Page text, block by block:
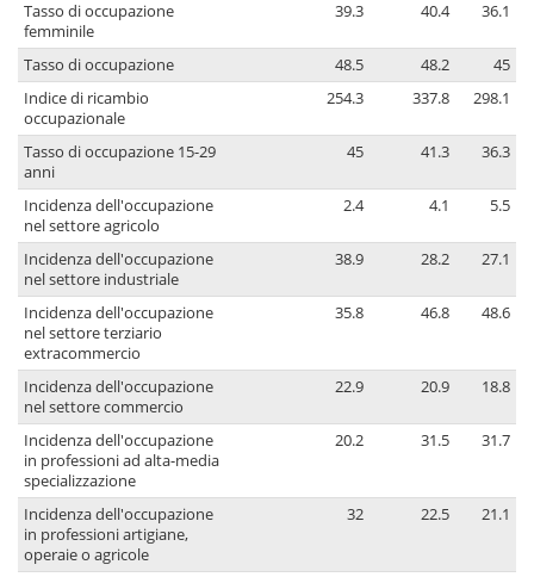
Tasso di occupazione
femminile
39.3 40.4 36.1
Tasso di occupazione 48.5 48.2
45
Indice di ricambio
occupazionale
254.3 337.8 298.1
Tasso di occupazione 15-29
anni
45 41.3 36.3
Incidenza dell'occupazione
nel settore agricolo
2.4 4.1 5.5
Incidenza dell'occupazione
nel settore industriale
38.9 28.2 27.1
Incidenza dell'occupazione
nel settore terziario
extracommercio
35.8 46.8 48.6
Incidenza dell'occupazione
nel settore commercio
22.9 20.9 18.8
Incidenza dell'occupazione
in professioni ad alta-media
specializzazione
20.2 31.5 31.7
Incidenza dell'occupazione
in professioni artigiane,
operaie o agricole
32 22.5 21.1